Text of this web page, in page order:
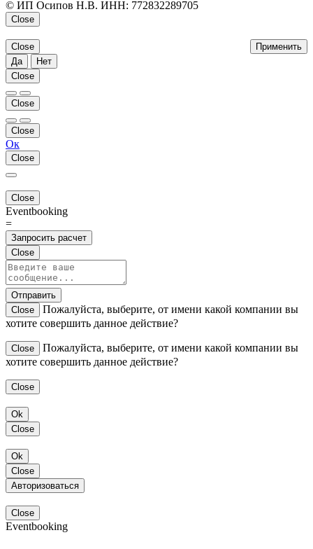
© ИП Осипов Н.В. ИНН: 772832289705
Close
Применить
Close
Да
Нет
Close
Close
Close
Ок
Close
Close
Eventbooking
=
Запросить расчет
Close
Отправить
Close
Пожалуйста, выберите, от имени какой компании вы
хотите совершить данное действие?
Close
Пожалуйста, выберите, от имени какой компании вы
хотите совершить данное действие?
Close
Ok
Close
Ok
Close
Авторизоваться
Close
Eventbooking